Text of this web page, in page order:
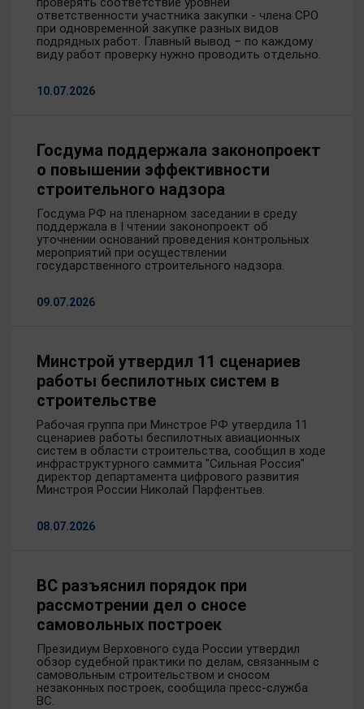
ответственности участника закупки - члена СРО
при одновременной закупке разных видов
подрядных работ. Главный вывод – по каждому
виду работ проверку нужно проводить отдельно.
10.07.2026
Госдума поддержала законопроект
о повышении эффективности
строительного надзора
Госдума РФ на пленарном заседании в среду
поддержала в I чтении законопроект об
уточнении оснований проведения контрольных
мероприятий при осуществлении
государственного строительного надзора.
09.07.2026
Минстрой утвердил 11 сценариев
работы беспилотных систем в
строительстве
Рабочая группа при Минстрое РФ утвердила 11
сценариев работы беспилотных авиационных
систем в области строительства, сообщил в ходе
инфраструктурного саммита "Сильная Россия"
директор департамента цифрового развития
Минстроя России Николай Парфентьев.
08.07.2026
ВС разъяснил порядок при
рассмотрении дел о сносе
самовольных построек
Президиум Верховного суда России утвердил
обзор судебной практики по делам, связанным с
самовольным строительством и сносом
незаконных построек, сообщила пресс-служба
ВС.